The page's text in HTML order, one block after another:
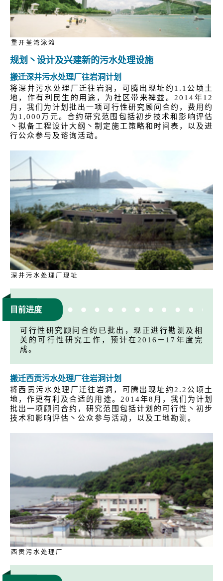
重开荃湾泳滩
规划丶设计及兴建新的污水处理设施
搬迁深井污水处理厂往岩洞计划
将深井污水处理厂迁往岩洞，可腾出现址约1.1公顷土
地，作有利民生的用途，为社区带来裨益。2014年12
月，我们为计划批出一项可行性研究顾问合约，费用约
为1,000万元。合约研究范围包括初步技术和影响评估
丶拟备工程设计大纲丶制定施工策略和时间表，以及进
行公众参与及谘询活动。
深井污水处理厂现址
目前进度
可行性研究顾问合约已批出，现正进行勘测及相
关的可行性研究工作，预计在2016－17年度完
成。
搬迁西贡污水处理厂往岩洞计划
将西贡污水处理厂迁往岩洞，可腾出现址约2.2公顷土
地，作更有利及合适的用途。2014年8月，我们为计划
批出一项顾问合约，研究范围包括计划的可行性丶初步
技术和影响评估丶公众参与活动，以及工地勘测。
西贡污水处理厂